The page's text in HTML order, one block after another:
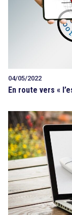
04/05/2022
En route vers «